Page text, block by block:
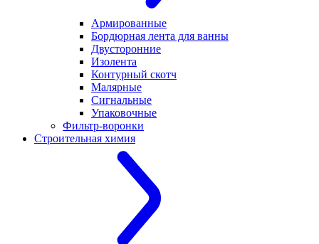
Армированные
Бордюрная лента для ванны
Двусторонние
Изолента
Контурный скотч
Малярные
Сигнальные
Упаковочные
Фильтр-воронки
Строительная химия